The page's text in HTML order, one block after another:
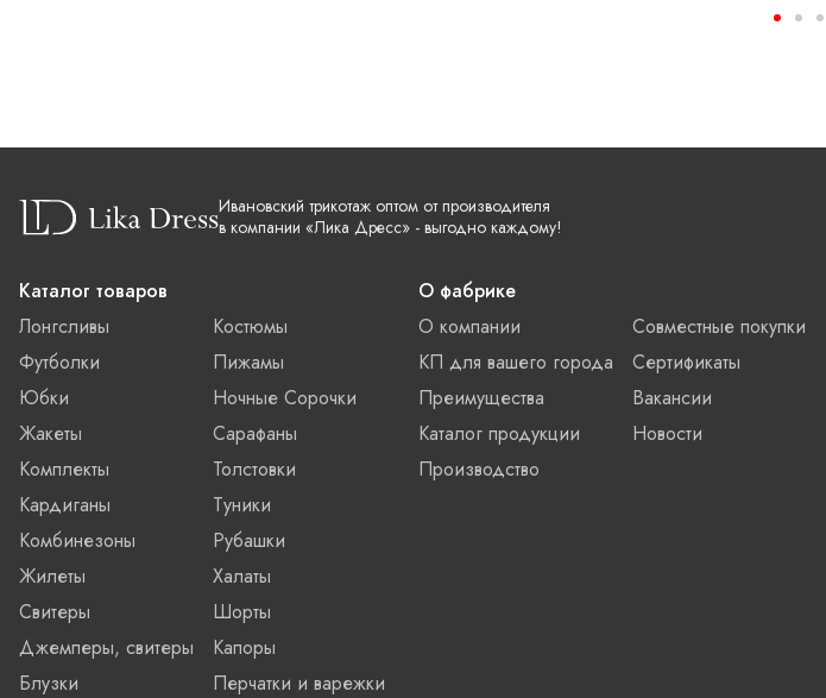
Ивановский трикотаж оптом от производителя
в компании «Лика Дресс» - выгодно каждому!
Каталог товаров
Лонгсливы
Футболки
Юбки
Жакеты
Комплекты
Кардиганы
Комбинезоны
Жилеты
Свитеры
Джемперы, свитеры
Блузки
Костюмы
Пижамы
Ночные Сорочки
Сарафаны
Толстовки
Туники
Рубашки
Халаты
Шорты
Капоры
Перчатки и варежки
О фабрике
О компании
КП для вашего города
Преимущества
Каталог продукции
Производство
Совместные покупки
Сертификаты
Вакансии
Новости